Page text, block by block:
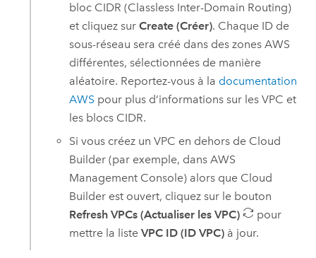
bloc CIDR (Classless Inter-Domain Routing)
et cliquez surCreate (Créer). Chaque ID de
sous-réseau sera créé dans des zonesAWS
différentes, sélectionnées de manière
aléatoire. Reportez-vous à la documentation
AWS pour plus d’informations sur lesVPC et
les blocs CIDR.
Si vous créez unVPC en dehors de Cloud
Builder (par exemple, dansAWS
Management Console) alors que Cloud
Builder est ouvert, cliquez sur le bouton
Refresh VPCs (Actualiser les VPC)
pour
mettre la listeVPC ID (ID VPC) à jour.